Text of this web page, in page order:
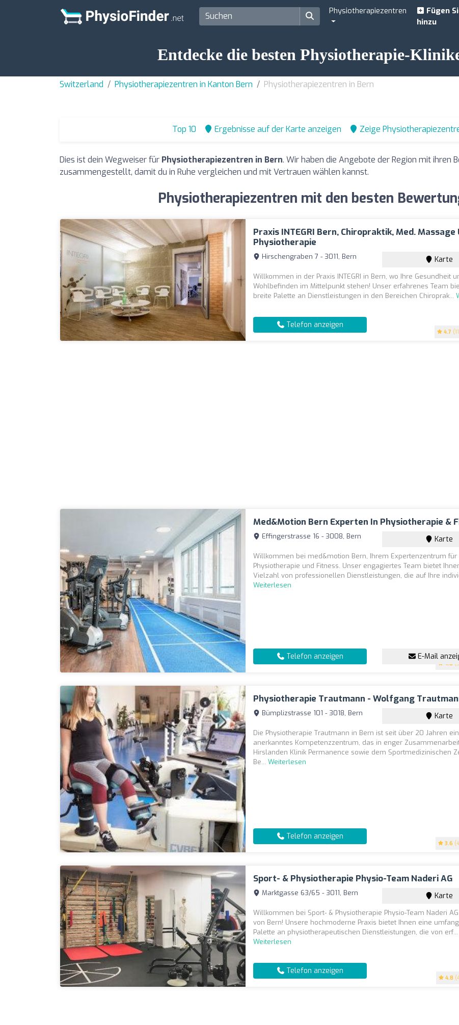
Physiotherapiezentren
Fügen
hinzu
Entdecke die besten Physiotherapie-
Switzerland Physiotherapiezentren in Kanton Bern Physiotherapiezentren in Bern
Top 10 Ergebnisse auf der Karte anzeigen Zeige
Dies ist dein Wegweiser für Physiotherapiezentren in Bern. Wir haben die Angebote der Region mit ihren
zusammengestellt, damit du in Ruhe vergleichen und mit Vertrauen wählen kannst.
Physiotherapiezentren mit den besten
Praxis INTEGRI Bern, Chiropraktik, Med. Massage
Physiotherapie
4.7
Hirschengraben 7 - 3011, Bern Karte
Willkommen in der Praxis INTEGRI in Bern, wo Ihre Gesundheit
Wohlbefinden im Mittelpunkt stehen! Unser erfahrenes Team
breite Palette an Dienstleistungen in den Bereichen Chiroprak...
Telefon anzeigen
Med&motion Bern Experten In Physiotherapie &
4.8
Effingerstrasse 16 - 3008, Bern Karte
Willkommen bei med&motion Bern, Ihrem Expertenzentrum für
Physiotherapie und Fitness. Unser engagiertes Team bietet
Vielzahl von professionellen Dienstleistungen, die auf Ihre
Weiterlesen
Telefon anzeigen E-Mail
Physiotherapie Trautmann - Wolfgang
3.6
Bümplizstrasse 101 - 3018, Bern Karte
Die Physiotherapie Trautmann in Bern ist seit über 20 Jahren ein
anerkanntes Kompetenzzentrum, das in enger
Hirslanden Klinik Permanence sowie dem Sportmedizinischen
Be...Weiterlesen
Telefon anzeigen
Sport- & Physiotherapie Physio-Team Naderi AG
4.8
Marktgasse 63/65 - 3011, Bern Karte
Willkommen bei Sport- & Physiotherapie Physio-Team Naderi
von Bern! Unsere hochmoderne Praxis bietet Ihnen eine
Palette an physiotherapeutischen Dienstleistungen, die von erf...
Weiterlesen
Telefon anzeigen